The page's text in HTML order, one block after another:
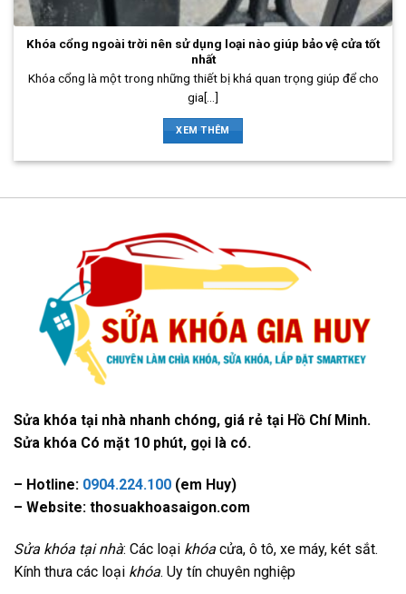
Khóa cổng ngoài trời nên sử dụng loại nào giúp bảo vệ cửa tốt
nhất
Khóa cổng là một trong những thiết bị khá quan trọng giúp để cho
gia[...]
XEM THÊM
Sửa khóa tại nhà nhanh chóng, giá rẻ tại Hồ Chí Minh.
Sửa khóa Có mặt 10 phút, gọi là có.
– Hotline: 0904.224.100 (em Huy)
– Website: thosuakhoasaigon.com
Sửa khóa tại nhà: Các loại khóa cửa, ô tô, xe máy, két sắt.
Kính thưa các loại khóa. Uy tín chuyên nghiệp